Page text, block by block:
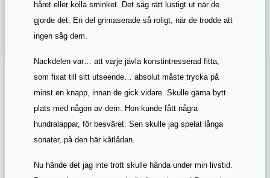
håret eller kolla sminket. Det såg rätt lustigt ut när de
gjorde det. En del grimaserade så roligt, när de trodde att
ingen såg dem.
Nackdelen var… att varje jävla konstintresserad fitta,
som fixat till sitt utseende… absolut måste trycka på
minst en knapp, innan de gick vidare. Skulle gärna bytt
plats med någon av dem. Hon kunde fått några
hundralappar, för besväret. Sen skulle jag spelat långa
sonater, på den här kåtlådan.
Nu hände det jag inte trott skulle hända under min livstid.